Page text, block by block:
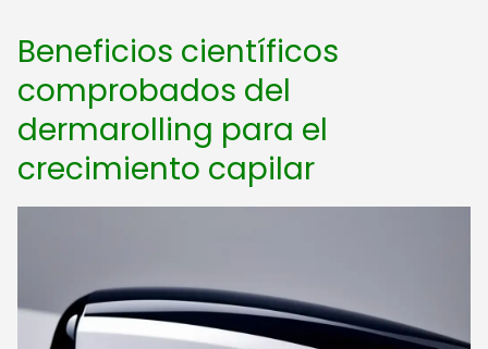
Beneficios científicos
comprobados del
dermarolling para el
crecimiento capilar